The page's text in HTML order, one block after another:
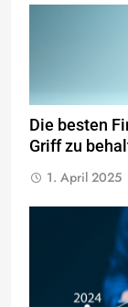
Die besten
Griff zu
1. April 2025